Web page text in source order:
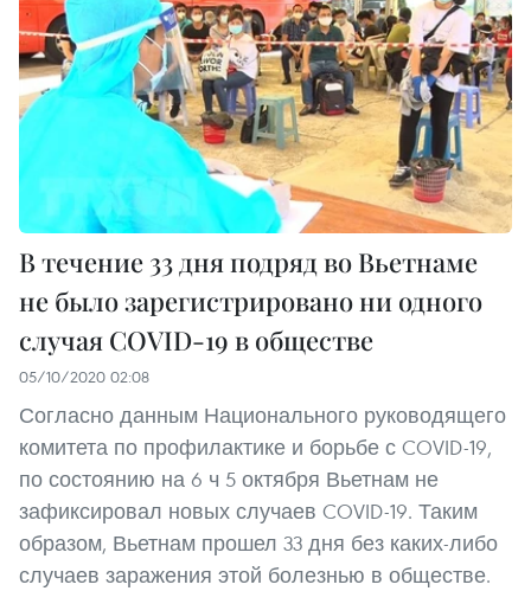
В течение 33 дня подряд во Вьетнаме
не было зарегистрировано ни одного
случая COVID-19 в обществе
05/10/2020 02:08
Согласно данным Национального руководящего
комитета по профилактике и борьбе с COVID-19,
по состоянию на 6 ч 5 октября Вьетнам не
зафиксировал новых случаев COVID-19. Таким
образом, Вьетнам прошел 33 дня без каких-либо
случаев заражения этой болезнью в обществе.